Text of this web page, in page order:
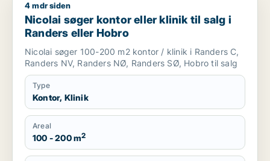
Nicolai søger kontor eller klinik til salg i Randers eller Hobro
4 mdr siden
Nicolai søger kontor eller klinik til salg i
Randers eller Hobro
Nicolai søger 100-200 m2 kontor / klinik i Randers C,
Randers NV, Randers NØ, Randers SØ, Hobro til salg
Type
Kontor, Klinik
Areal
100 - 200 m2